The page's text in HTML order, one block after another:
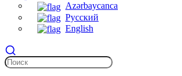
Azərbaycanca
Русский
English